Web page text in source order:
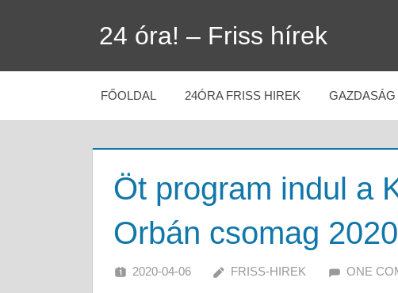
24 óra! – Friss hírek
FŐOLDAL 24ÓRA FRISS HIREK GAZDASÁG
Öt program indul a
Orbán csomag
2020-04-06 FRISS-HIREK ONE